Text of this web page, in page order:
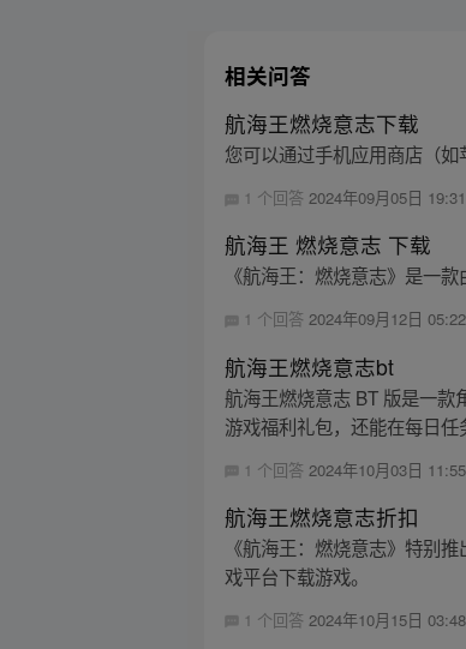
相关问答
航海王燃烧意志下载
您可以通过手机应用商店（如
1 个回答2024年09月05日 19:31
航海王 燃烧意志 下载
《航海王：燃烧意志》是一
1 个回答2024年09月12日 05:22
航海王燃烧意志bt
航海王燃烧意志 BT 版是一款
游戏福利礼包，还能在每日
1 个回答 2024年10月03日 11:55
航海王燃烧意志折扣
《航海王：燃烧意志》特别
戏平台下载游戏。
1 个回答 2024年10月15日 03:48